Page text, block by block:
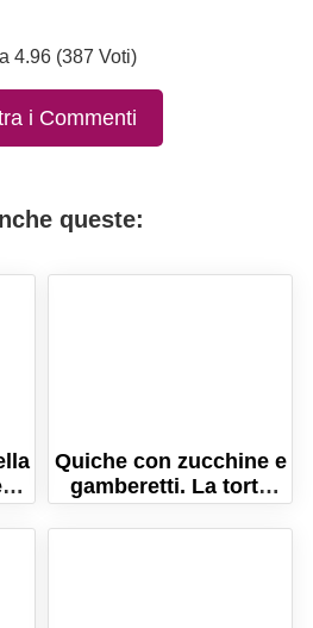
4.96 (387 Voti)
i Commenti
queste:
Quiche con zucchine e
gamberetti. La torta
salata pronta in pochi
minuti!